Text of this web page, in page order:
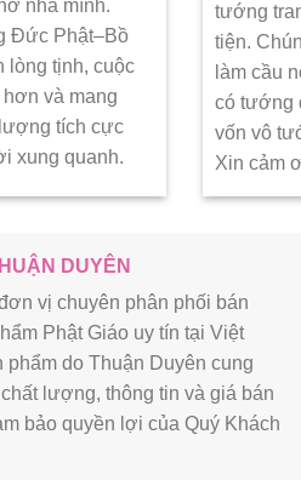
nhà mình.
Đức Phật–Bồ
lòng tịnh, cuộc
và mang
tích cực
xung quanh.
tướng
tiện.
làm cầu
có tướng
vốn vô
Xin cảm
DUYÊN
vị chuyên phân phối bán
Phật Giáo uy tín tại Việt
phẩm do Thuận Duyên cung
lượng, thông tin và giá bán
bảo quyền lợi của Quý Khách